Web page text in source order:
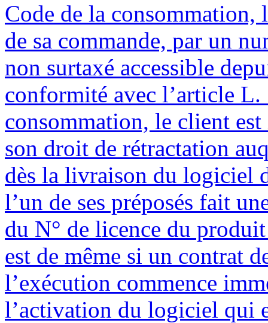
Code de la
de sa commande, par un
non surtaxé accessible
conformité avec l’article
consommation, le client
son droit de rétractation
dès la livraison du logiciel
l’un de ses préposés fait
du N° de licence du
est de même si un contrat
l’exécution commence
l’activation du logiciel qui